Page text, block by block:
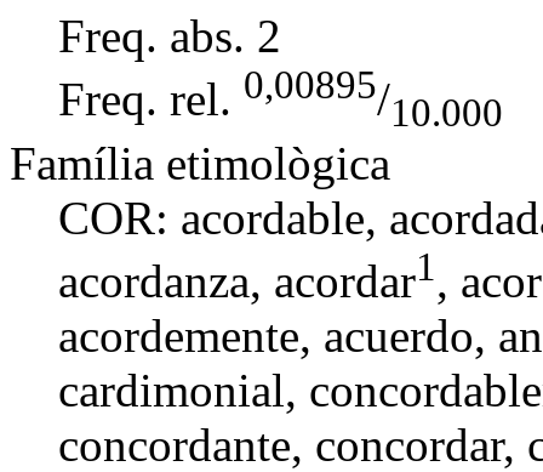
Freq. abs. 2
Freq. rel. 0,00895/10.000
Família etimològica
COR: acordable,
acordanza, acordar1,
acordemente, acuerdo,
cardimonial,
concordante, concordar,